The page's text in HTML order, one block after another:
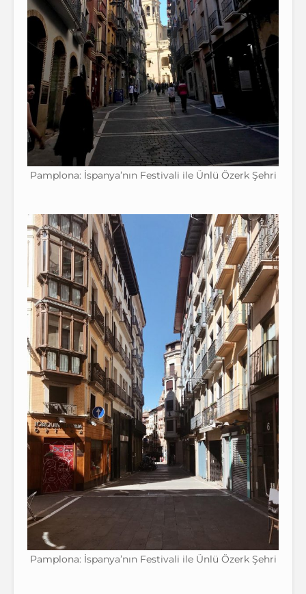
Pamplona: İspanya’nın Festivali ile Ünlü Özerk Şehri
Pamplona: İspanya’nın Festivali ile Ünlü Özerk Şehri